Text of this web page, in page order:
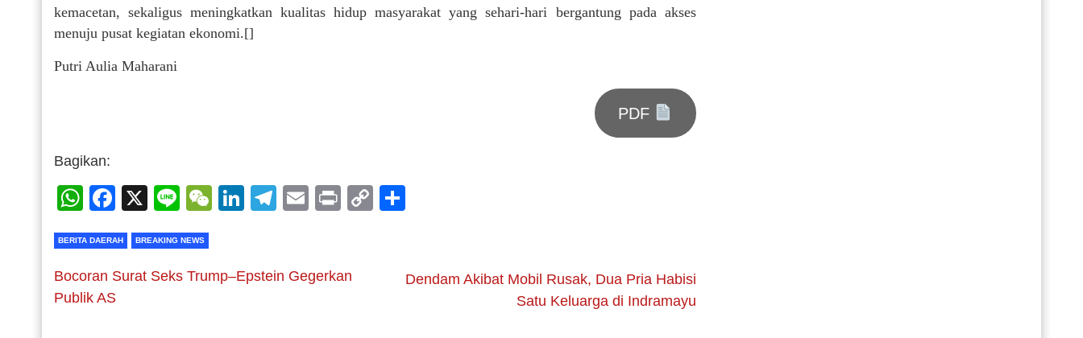
kemacetan, sekaligus meningkatkan kualitas hidup masyarakat yang sehari-hari bergantung pada akses
menuju pusat kegiatan ekonomi.[]
Putri Aulia Maharani
PDF
Bagikan:
WhatsApp
Facebook
X LineWeChat
LinkedIn
Telegram
EmailPrintCopy
BERITA DAERAH BREAKING NEWS
Bocoran Surat Seks Trump–Epstein Gegerkan
Publik AS
Dendam Akibat Mobil Rusak, Dua Pria Habisi
Satu Keluarga di Indramayu